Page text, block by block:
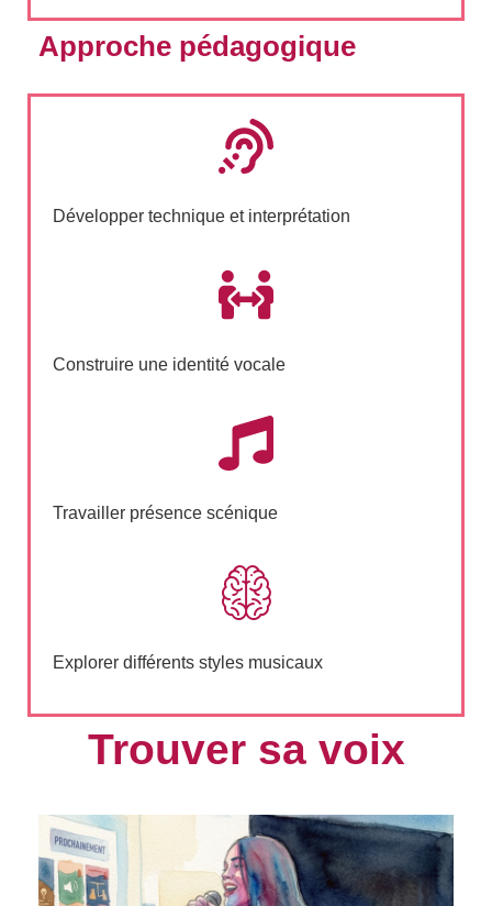
Approche pédagogique
Développer technique et interprétation
Construire une identité vocale
Travailler présence scénique
Explorer différents styles musicaux
Trouver sa voix